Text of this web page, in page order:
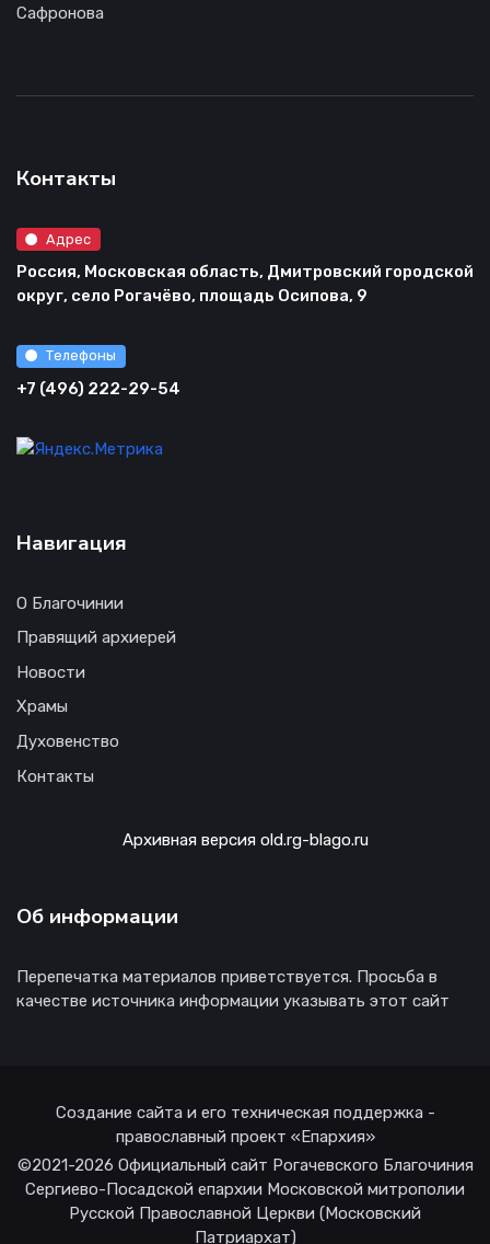
Сафронова
Контакты
Адрес
Россия, Московская область, Дмитровский городской
округ, село Рогачёво, площадь Осипова, 9
Телефоны
+7 (496) 222-29-54
Навигация
О Благочинии
Правящий архиерей
Новости
Храмы
Духовенство
Контакты
Архивная версия old.rg-blago.ru
Об информации
Перепечатка материалов приветствуется. Просьба в
качестве источника информации указывать этот сайт
Создание сайта и его техническая поддержка -
православный проект «Епархия»
©2021-2026 Официальный сайт Рогачевского Благочиния
Сергиево-Посадской епархии Московской митрополии
Русской Православной Церкви (Московский
Патриархат)